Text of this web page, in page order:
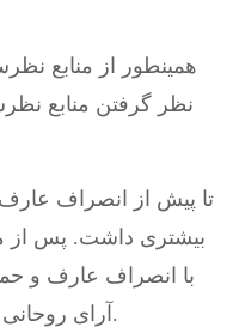
همینطور از منابع
نظر گرفتن منابع
تا پیش از انصراف
بیشتری داشت. پس از
با انصراف عارف و
آرای روحانی روند صعودی سریعی را آغاز کرد.